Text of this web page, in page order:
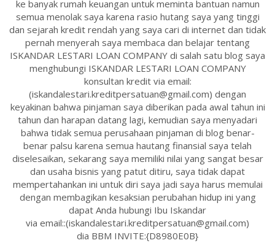
ke banyak rumah keuangan untuk meminta bantuan namun
semua menolak saya karena rasio hutang saya yang tinggi
dan sejarah kredit rendah yang saya cari di internet dan tidak
pernah menyerah saya membaca dan belajar tentang
ISKANDAR LESTARI LOAN COMPANY di salah satu blog saya
menghubungi ISKANDAR LESTARI LOAN COMPANY
konsultan kredit via email:
(iskandalestari.kreditpersatuan@gmail.com) dengan
keyakinan bahwa pinjaman saya diberikan pada awal tahun ini
tahun dan harapan datang lagi, kemudian saya menyadari
bahwa tidak semua perusahaan pinjaman di blog benar-
benar palsu karena semua hautang finansial saya telah
diselesaikan, sekarang saya memiliki nilai yang sangat besar
dan usaha bisnis yang patut ditiru, saya tidak dapat
mempertahankan ini untuk diri saya jadi saya harus memulai
dengan membagikan kesaksian perubahan hidup ini yang
dapat Anda hubungi Ibu Iskandar
via email::(iskandalestari.kreditpersatuan@gmail.com)
dia BBM INVITE:{D8980E0B}